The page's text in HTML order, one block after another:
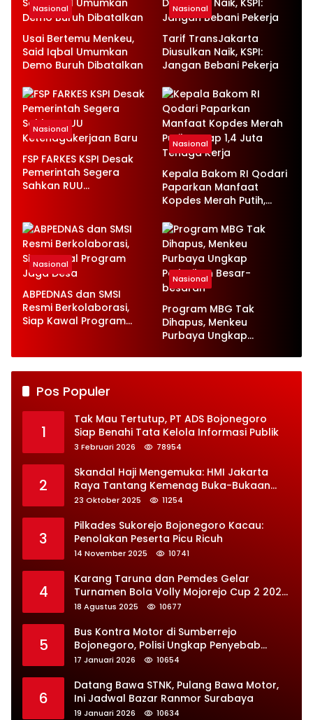
Nasional
Usai Bertemu Menkeu,
Said Iqbal Umumkan
Demo Buruh Dibatalkan
Nasional
Tarif TransJakarta
Diusulkan Naik, KSPI:
Jangan Bebani Pekerja
Nasional
FSP FARKES KSPI Desak
Pemerintah Segera
Sahkan RUU
Nasional
Kepala Bakom RI Qodari
Paparkan Manfaat
Kopdes Merah Putih,
Kerja
Nasional
ABPEDNAS dan SMSI
Resmi Berkolaborasi,
Siap Kawal Program
Nasional
Program MBG Tak
Dihapus, Menkeu
Purbaya Ungkap
Pos Populer
1
Tak Mau Tertutup, PT ADS Bojonegoro
Siap Benahi Tata Kelola Informasi Publik
3 Februari 2026 78954
2
Skandal Haji Mengemuka: HMI Jakarta
Raya Tantang Kemenag Buka-Bukaan
Soal Kontrak Syarekah Bermasalah
23 Oktober 2025 11254
3
Pilkades Sukorejo Bojonegoro Kacau:
Penolakan Peserta Picu Ricuh
14 November 2025 10741
4
Karang Taruna dan Pemdes Gelar
Turnamen Bola Volly Mojorejo Cup 2 2025,
Diikuti 28 Tim
18 Agustus 2025 10677
5
Bus Kontra Motor di Sumberrejo
Bojonegoro, Polisi Ungkap Penyebab
Kecelakaan
17 Januari 2026 10654
6
Datang Bawa STNK, Pulang Bawa Motor,
Ini Jadwal Bazar Ranmor Surabaya
19 Januari 2026 10634